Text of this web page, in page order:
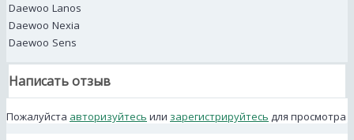
Daewoo Lanos
Daewoo Nexia
Daewoo Sens
Написать отзыв
Пожалуйста авторизуйтесь или зарегистрируйтесь для просмотра